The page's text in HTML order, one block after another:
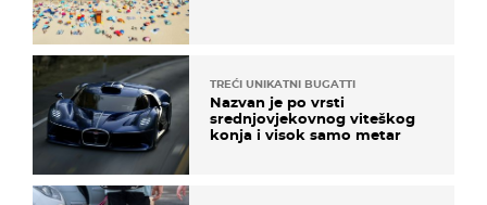
TREĆI UNIKATNI BUGATTI
Nazvan je po vrsti
srednjovjekovnog viteškog
konja i visok samo metar